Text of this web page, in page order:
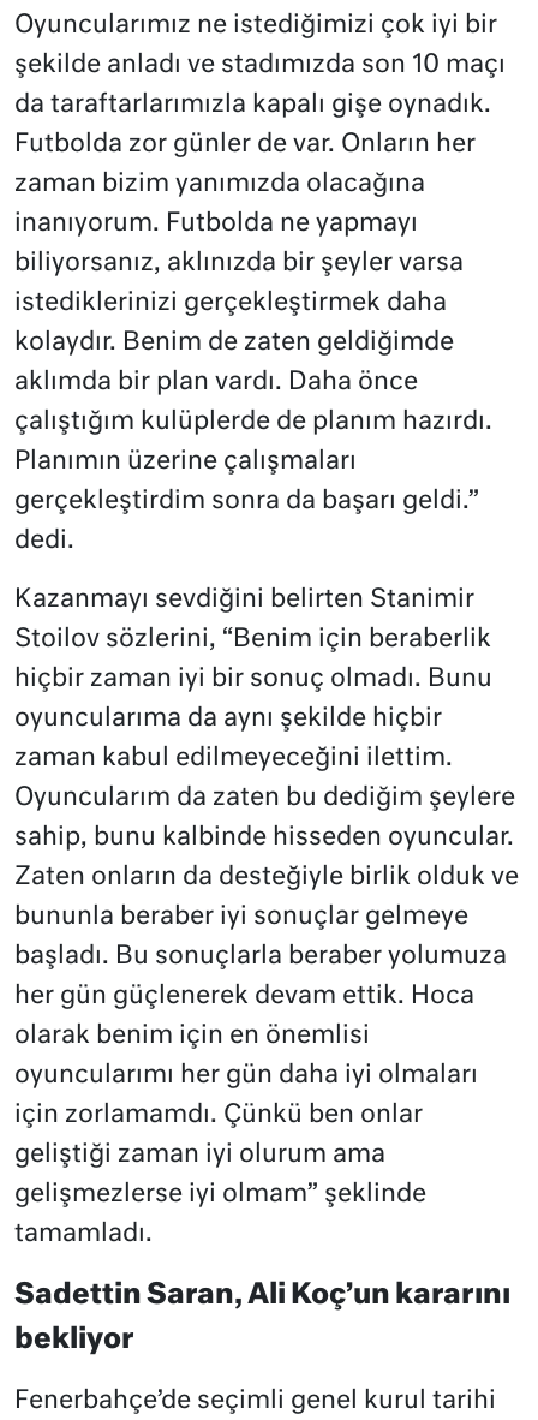
Oyuncularımız ne istediğimizi çok iyi bir
şekilde anladı ve stadımızda son 10 maçı
da taraftarlarımızla kapalı gişe oynadık.
Futbolda zor günler de var. Onların her
zaman bizim yanımızda olacağına
inanıyorum. Futbolda ne yapmayı
biliyorsanız, aklınızda bir şeyler varsa
istediklerinizi gerçekleştirmek daha
kolaydır. Benim de zaten geldiğimde
aklımda bir plan vardı. Daha önce
çalıştığım kulüplerde de planım hazırdı.
Planımın üzerine çalışmaları
gerçekleştirdim sonra da başarı geldi.”
dedi.
Kazanmayı sevdiğini belirten Stanimir
Stoilov sözlerini, “Benim için beraberlik
hiçbir zaman iyi bir sonuç olmadı. Bunu
oyuncularıma da aynı şekilde hiçbir
zaman kabul edilmeyeceğini ilettim.
Oyuncularım da zaten bu dediğim şeylere
sahip, bunu kalbinde hisseden oyuncular.
Zaten onların da desteğiyle birlik olduk ve
bununla beraber iyi sonuçlar gelmeye
başladı. Bu sonuçlarla beraber yolumuza
her gün güçlenerek devam ettik. Hoca
olarak benim için en önemlisi
oyuncularımı her gün daha iyi olmaları
için zorlamamdı. Çünkü ben onlar
geliştiği zaman iyi olurum ama
gelişmezlerse iyi olmam” şeklinde
tamamladı.
Sadettin Saran, Ali Koç’un kararını
bekliyor
Fenerbahçe’de seçimli genel kurul tarihi